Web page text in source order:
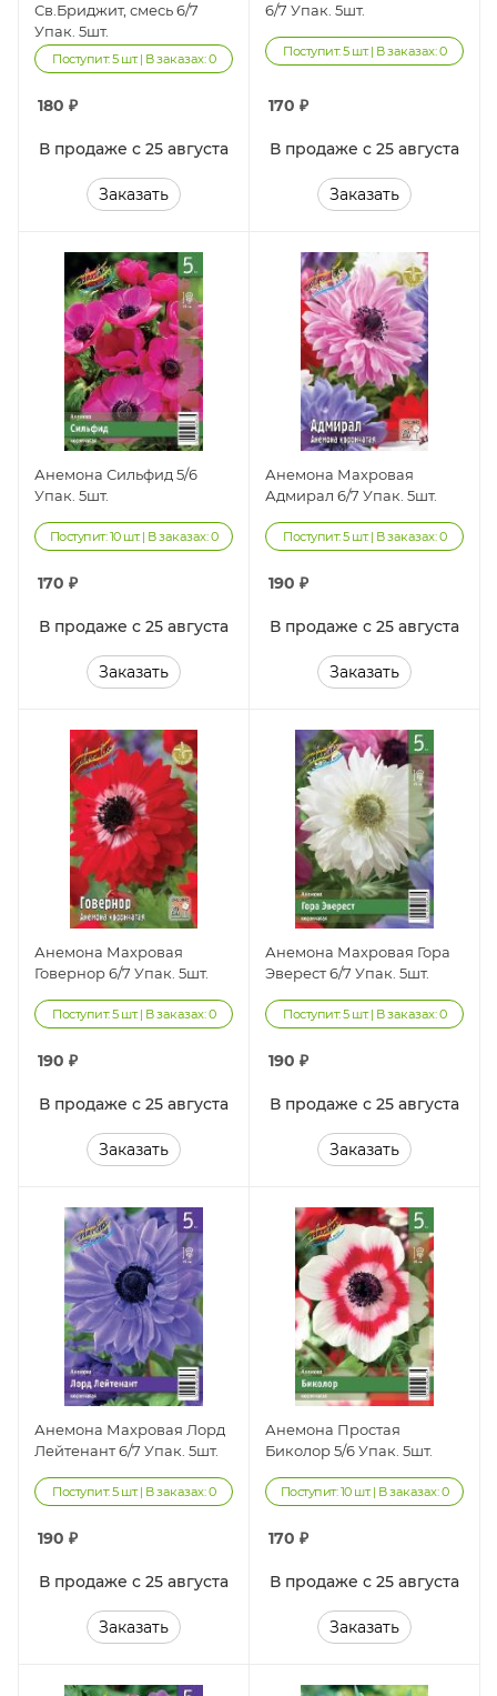
Св.Бриджит, смесь 6/7
Упак. 5шт.
Поступит: 5 шт. | В заказах: 0
180 ₽
В продаже с 25 августа
Заказать
6/7 Упак. 5шт.
Поступит: 5 шт. | В заказах: 0
170 ₽
В продаже с 25 августа
Заказать
Анемона Сильфид 5/6
Упак. 5шт.
Поступит: 10 шт. | В заказах: 0
170 ₽
В продаже с 25 августа
Заказать
Анемона Махровая
Адмирал 6/7 Упак. 5шт.
Поступит: 5 шт. | В заказах: 0
190 ₽
В продаже с 25 августа
Заказать
Анемона Махровая
Говернор 6/7 Упак. 5шт.
Поступит: 5 шт. | В заказах: 0
190 ₽
В продаже с 25 августа
Заказать
Анемона Махровая Гора
Эверест 6/7 Упак. 5шт.
Поступит: 5 шт. | В заказах: 0
190 ₽
В продаже с 25 августа
Заказать
Анемона Махровая Лорд
Лейтенант 6/7 Упак. 5шт.
Поступит: 5 шт. | В заказах: 0
190 ₽
В продаже с 25 августа
Заказать
Анемона Простая
Биколор 5/6 Упак. 5шт.
Поступит: 10 шт. | В заказах: 0
170 ₽
В продаже с 25 августа
Заказать